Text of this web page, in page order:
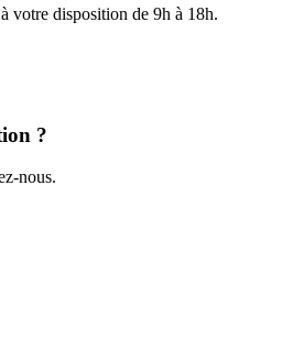
votre disposition de 9h à 18h.
?
nous.